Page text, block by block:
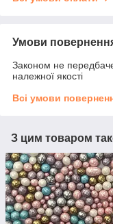
Умови
Законом не
належної якості
Всі умови
З цим товаром